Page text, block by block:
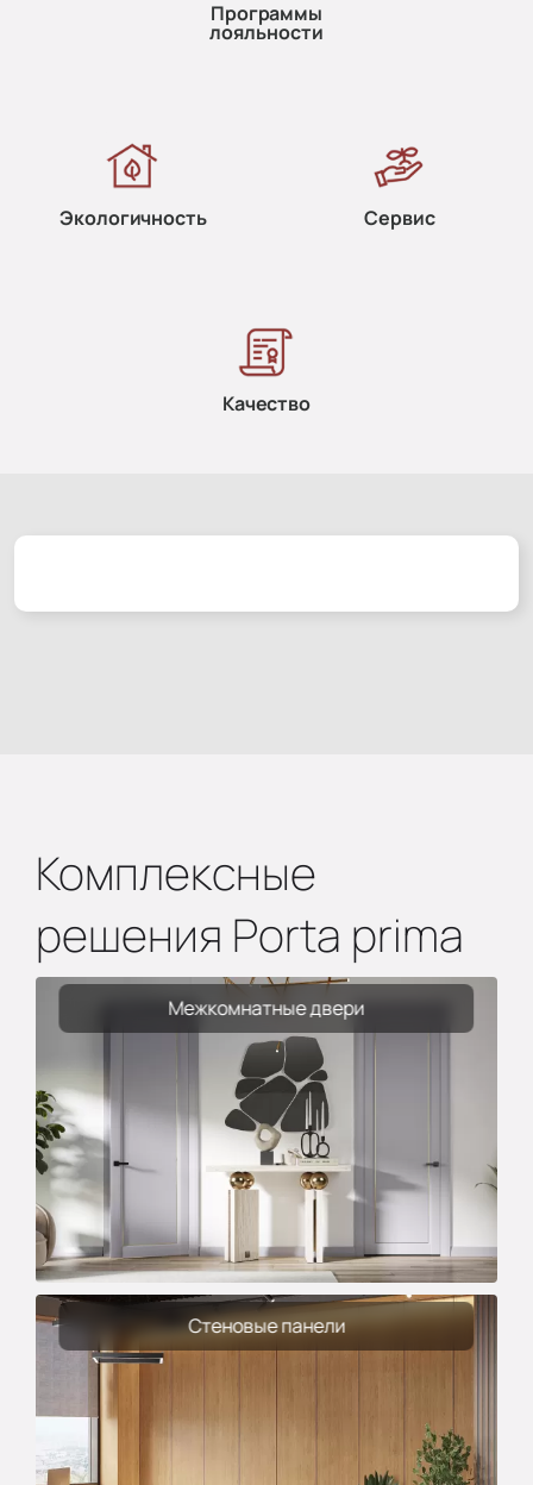
Программы
лояльности
Экологичность Сервис
Качество
Комплексные
решения Porta prima
Межкомнатные двери
Стеновые панели